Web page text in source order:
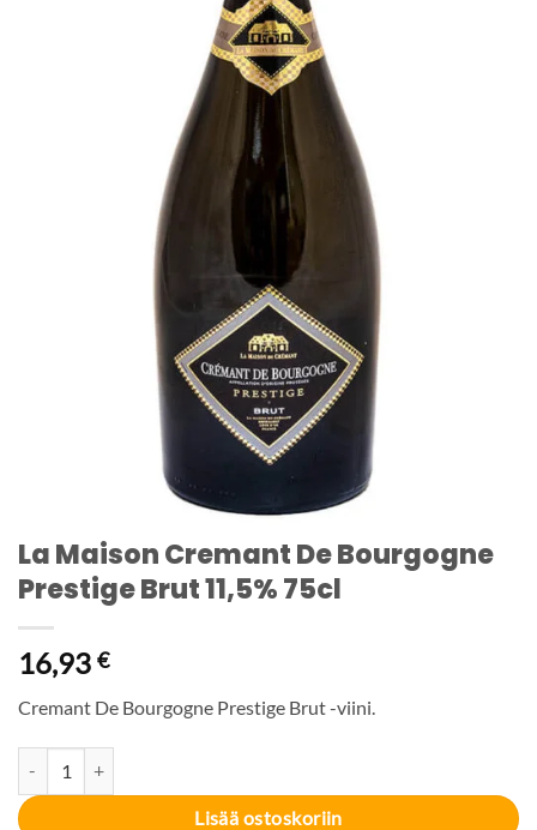
La Maison Cremant De Bourgogne
Prestige Brut 11,5% 75cl
16,93 €
Cremant De Bourgogne Prestige Brut -viini.
Lisää ostoskoriin